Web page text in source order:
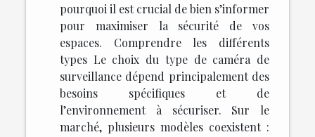
pourquoi il est crucial de bien s’informer
pour maximiser la sécurité de vos
espaces. Comprendre les différents
types Le choix du type de caméra de
surveillance dépend principalement des
besoins spécifiques et de
l’environnement à sécuriser. Sur le
marché, plusieurs modèles coexistent :